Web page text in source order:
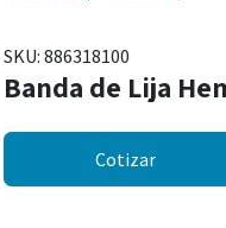
SKU: 886318100
Banda de Lija
Cotizar